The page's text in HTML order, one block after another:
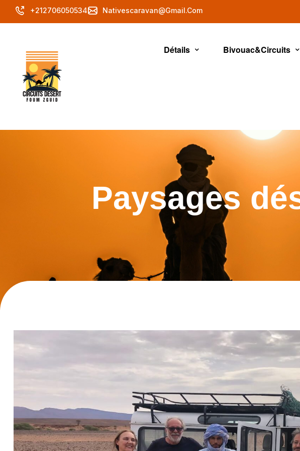
+212706050534 Nativescaravan@gmail.com
Détails Bivouac&Circuits
Paysages